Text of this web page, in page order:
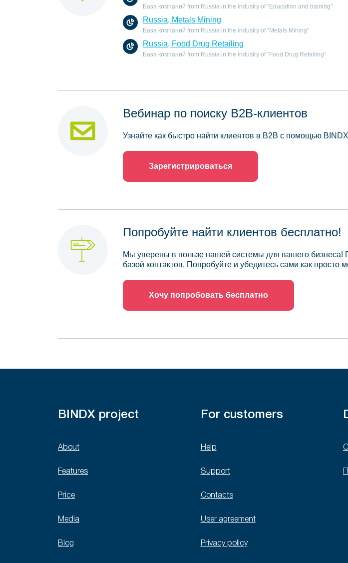
База компаний from Russia in the industry of "Education and training"
Russia, Metals Mining
База компаний from Russia in the industry of "Metals Mining"
Russia, Food Drug Retailing
База компаний from Russia in the industry of "Food Drug Retailing"
Вебинар по поиску B2B-клиентов
Узнайте как быстро найти клиентов в B2B с помощью
Зарегистрироваться
Попробуйте найти клиентов бесплатно!
Мы уверены в пользе нашей системы для вашего бизнеса!
базой контактов. Попробуйте и убедитесь сами как
Хочу попробовать бесплатно
BINDX project
About
Features
Price
Media
Blog
For customers
Help
Support
Contacts
User agreement
Privacy policy